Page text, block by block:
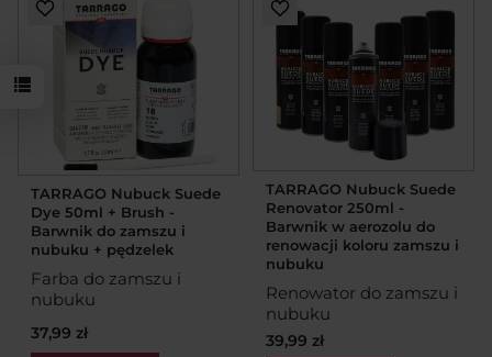
TARRAGO Nubuck Suede
Dye 50ml + Brush -
Barwnik do zamszu i
nubuku + pędzelek
Farba do zamszu i
nubuku
37,99 zł
TARRAGO Nubuck Suede
Renovator 250ml -
Barwnik w aerozolu do
renowacji koloru zamszu i
nubuku
Renowator do zamszu i
nubuku
39,99 zł